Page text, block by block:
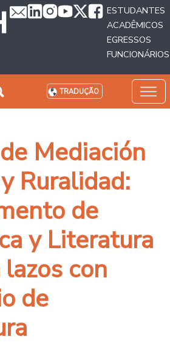
principal
ESTUDANTES
ACADÊMICOS
EGRESSOS
FUNCIONÁRIOS
TRADUÇÃO
Mediación
Ruralidad:
de
y Literatura
con
de